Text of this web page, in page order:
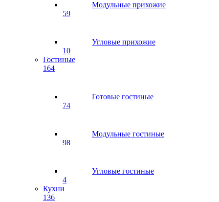
Модульные прихожие
59
Угловые прихожие
10
Гостиные
164
Готовые гостиные
74
Модульные гостиные
98
Угловые гостиные
4
Кухни
136